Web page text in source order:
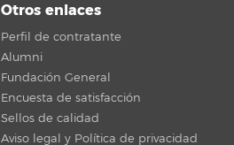
Otros enlaces
Perfil de contratante
Alumni
Fundación General
Encuesta de satisfacción
Sellos de calidad
Aviso legal y Política de privacidad